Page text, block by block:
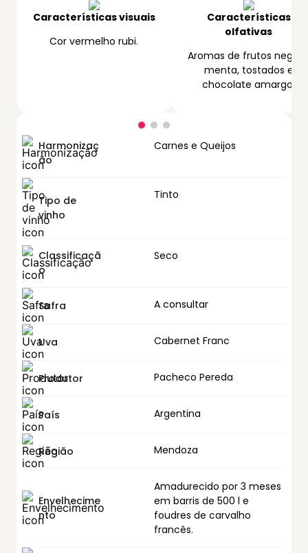
Harmonizaç
ão
Carnes e Queijos
Tipo de
vinho
Tinto
Classificaçã
o
Seco
Safra A consultar
Uva Cabernet Franc
Produtor Pacheco Pereda
País Argentina
Região Mendoza
Envelhecime
nto
Amadurecido por 3 meses
em barris de 500 l e
foudres de carvalho
francês.
Características visuais
Cor vermelho rubi.
Características
olfativas
Aromas de frutos
menta, tostados e
chocolate amargo.